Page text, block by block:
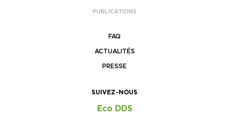
PUBLICATIONS
FAQ
ACTUALITÉS
PRESSE
SUIVEZ-NOUS
Eco DDS